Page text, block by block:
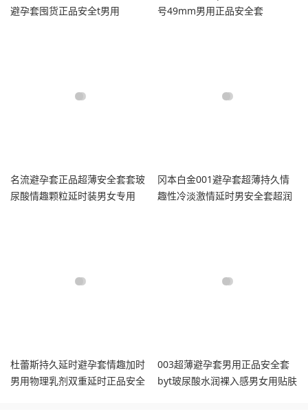
避孕套囤货正品安全t男用
号49mm男用正品安全套
名流避孕套正品超薄安全套套玻
尿酸情趣颗粒延时装男女专用
冈本白金001避孕套超薄持久情
趣性冷淡激情延时男安全套超润
杜蕾斯持久延时避孕套情趣加时
男用物理乳剂双重延时正品安全
003超薄避孕套男用正品安全套
byt玻尿酸水润裸入感男女用贴肤